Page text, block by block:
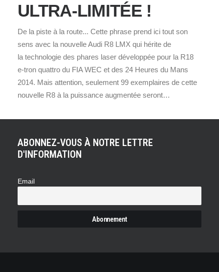
ULTRA-LIMITÉE !
De la piste à la route... Cette phrase prend ici tout son
sens avec la nouvelle Audi R8 LMX qui hérite de
la technologie des phares laser développée pour la R18
e-tron quattro du FIA WEC et des 24 Heures du Mans
2014. Mais attention, seulement 99 exemplaires de cette
nouvelle R8 à la puissance augmentée seront…
ABONNEZ-VOUS À NOTRE LETTRE
D'INFORMATION
Email